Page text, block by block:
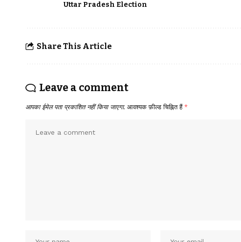
Uttar Pradesh Election
Share This Article
Leave a comment
आपका ईमेल पता प्रकाशित नहीं किया जाएगा. आवश्यक फ़ील्ड चिह्नित हैं *